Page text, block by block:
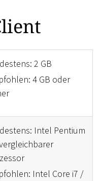
2 GB
4 GB oder
Intel Pentium
Intel Core i7 /